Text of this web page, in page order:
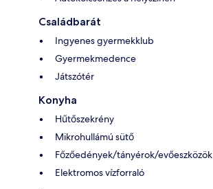
Családbarát
Ingyenes gyermekklub
Gyermekmedence
Játszótér
Konyha
Hűtőszekrény
Mikrohullámú sütő
Főzőedények/tányérok/evőeszközök
Elektromos vízforraló